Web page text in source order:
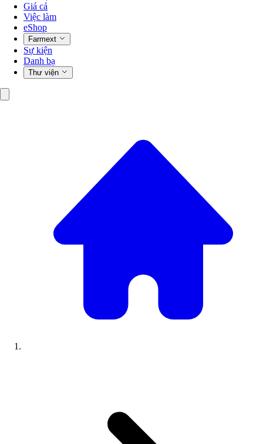
Giá cả
Việc làm
eShop
Farmext
Sự kiện
Danh bạ
Thư viện